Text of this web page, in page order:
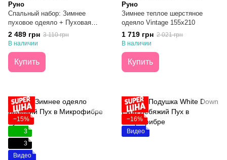
Руно
Спальный набор: Зимнее
пуховое одеяло + Пуховая
подушка 140х205 + 50х70
2 489 грн 3 110 грн
В наличии
Купить
Руно
Зимнее теплое шерстяное
одеяло Vintage 155х210
1 719 грн 2 021 грн
В наличии
Купить
−15%
3
3
Видео
−16%
Видео